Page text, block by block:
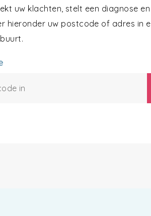
uw klachten, stelt een diagnose
hieronder uw postcode of adres in